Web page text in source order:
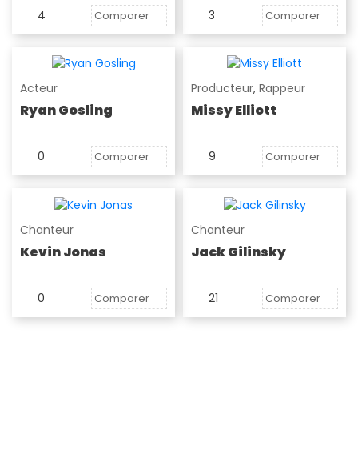
4 Comparer 3 Comparer
Acteur
Ryan Gosling
0 Comparer
Producteur, Rappeur
Missy Elliott
9 Comparer
Chanteur
Kevin Jonas
0 Comparer
Chanteur
Jack Gilinsky
21 Comparer